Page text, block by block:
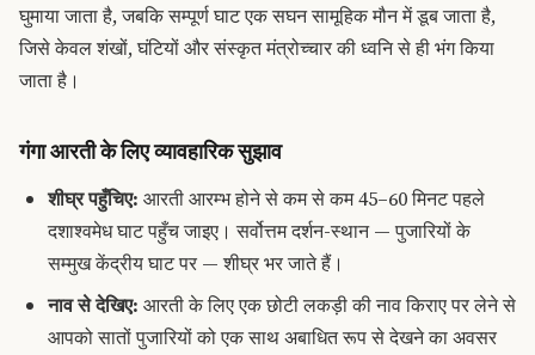
घुमाया जाता है, जबकि सम्पूर्ण घाट एक सघन सामूहिक मौन में डूब जाता है,
जिसे केवल शंखों, घंटियों और संस्कृत मंत्रोच्चार की ध्वनि से ही भंग किया
जाता है।
गंगा आरती के लिए व्यावहारिक सुझाव
शीघ्र पहुँचिए: आरती आरम्भ होने से कम से कम 45–60 मिनट पहले
दशाश्वमेध घाट पहुँच जाइए। सर्वोत्तम दर्शन-स्थान — पुजारियों के
सम्मुख केंद्रीय घाट पर — शीघ्र भर जाते हैं।
नाव से देखिए: आरती के लिए एक छोटी लकड़ी की नाव किराए पर लेने से
आपको सातों पुजारियों को एक साथ अबाधित रूप से देखने का अवसर